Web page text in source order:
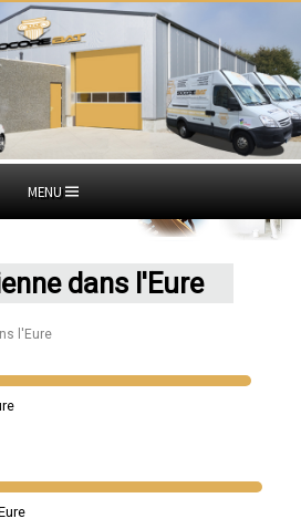
MENU
dans l'Eure
l'Eure